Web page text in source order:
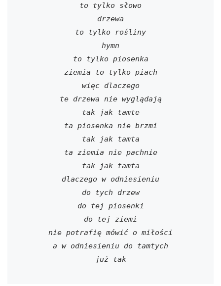
to tylko słowo
drzewa
to tylko rośliny
hymn
to tylko piosenka
ziemia to tylko piach
więc dlaczego
te drzewa nie wyglądają
tak jak tamte
ta piosenka nie brzmi
tak jak tamta
ta ziemia nie pachnie
tak jak tamta
dlaczego w odniesieniu
do tych drzew
do tej piosenki
do tej ziemi
nie potrafię mówić o miłości
a w odniesieniu do tamtych
już tak